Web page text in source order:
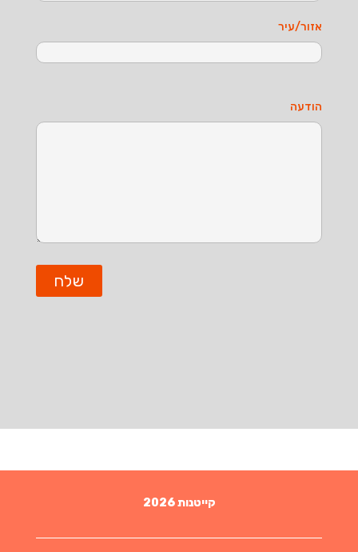
אזור/עיר
הודעה
קייטנות 2026